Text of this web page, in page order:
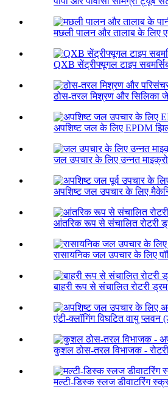
मछली पालन और तालाब के लिए
QXB सेंट्रीफ्यूगल टाइप
ठोस-तरल मिश्रण और सिलिका
अपशिष्ट जल के लिए EPDM
जल उपचार के लिए उन्नत
अपशिष्ट जल उपचार के लिए
आंतरिक रूप से संचालित रोटरी
रासायनिक जल उपचार के लिए
बाहरी रूप से संचालित रोटरी
एंटी-क्लॉगिंग विघटित वायु प्लवन
कुशल ठोस-तरल विभाजक -
मल्टी-डिस्क स्लज डीवाटरिंग